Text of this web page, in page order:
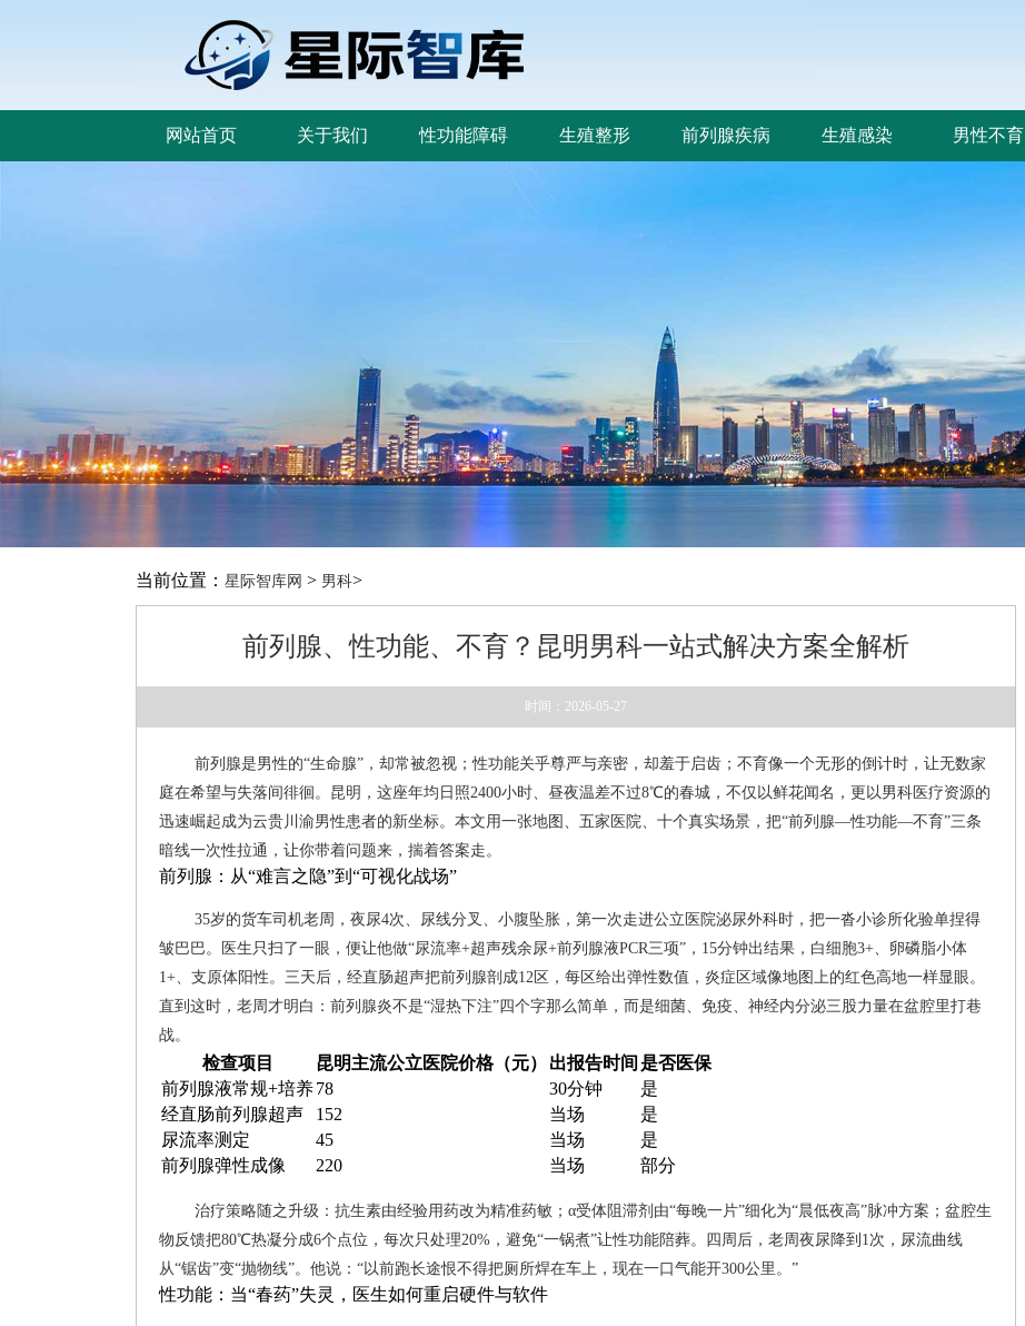
网站首页 关于我们 性功能障碍 生殖整形 前列腺疾病 生殖感染 男性不育
当前位置： 星际智库网 > 男科>
前列腺、性功能、不育？昆明男科一站式解决方案全解析
时间：2026-05-27
前列腺是男性的“生命腺”，却常被忽视；性功能关乎尊严与亲密，却羞于启齿；不育像一个无形的倒计时，让无数家
庭在希望与失落间徘徊。昆明，这座年均日照2400小时、昼夜温差不过8℃的春城，不仅以鲜花闻名，更以男科医疗资源的
迅速崛起成为云贵川渝男性患者的新坐标。本文用一张地图、五家医院、十个真实场景，把“前列腺—性功能—不育”三条
暗线一次性拉通，让你带着问题来，揣着答案走。
前列腺：从“难言之隐”到“可视化战场”
35岁的货车司机老周，夜尿4次、尿线分叉、小腹坠胀，第一次走进公立医院泌尿外科时，把一沓小诊所化验单捏得
皱巴巴。医生只扫了一眼，便让他做“尿流率+超声残余尿+前列腺液PCR三项”，15分钟出结果，白细胞3+、卵磷脂小体
1+、支原体阳性。三天后，经直肠超声把前列腺剖成12区，每区给出弹性数值，炎症区域像地图上的红色高地一样显眼。
直到这时，老周才明白：前列腺炎不是“湿热下注”四个字那么简单，而是细菌、免疫、神经内分泌三股力量在盆腔里打巷
战。
检查项目 昆明主流公立医院价格（元） 出报告时间 是否医保
前列腺液常规+培养78 30分钟
是
经直肠前列腺超声
152 当场
是
尿流率测定
45 当场
是
前列腺弹性成像
220 当场 部分
治疗策略随之升级：抗生素由经验用药改为精准药敏；α受体阻滞剂由“每晚一片”细化为“晨低夜高”脉冲方案；盆腔生
物反馈把80℃热凝分成6个点位，每次只处理20%，避免“一锅煮”让性功能陪葬。四周后，老周夜尿降到1次，尿流曲线
从“锯齿”变“抛物线”。他说：“以前跑长途恨不得把厕所焊在车上，现在一口气能开300公里。”
性功能：当“春药”失灵，医生如何重启硬件与软件